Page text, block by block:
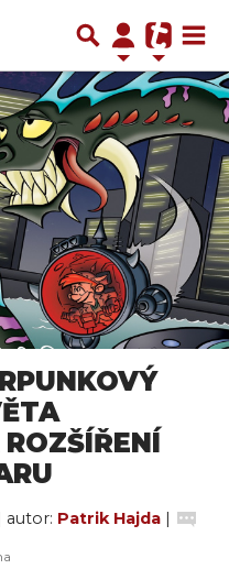
autor: Patrik Hajda |